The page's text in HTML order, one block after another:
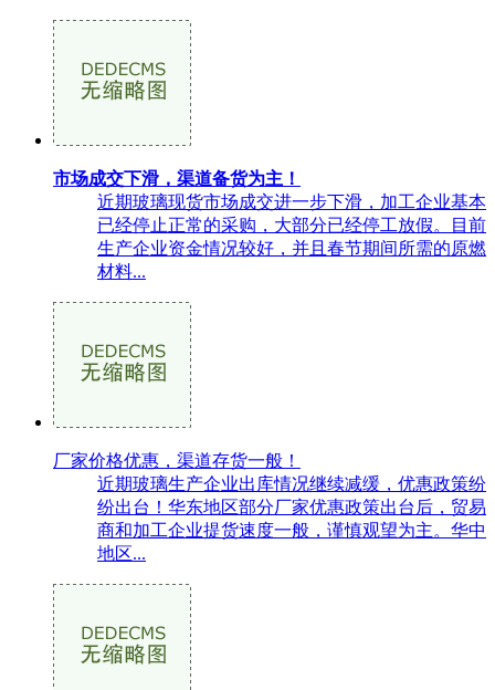
市场成交下滑，渠道备货为主！
近期玻璃现货市场成交进一步下滑，加工企业基本
已经停止正常的采购，大部分已经停工放假。目前
生产企业资金情况较好，并且春节期间所需的原燃
材料...
厂家价格优惠，渠道存货一般！
近期玻璃生产企业出库情况继续减缓，优惠政策纷
纷出台！华东地区部分厂家优惠政策出台后，贸易
商和加工企业提货速度一般，谨慎观望为主。华中
地区...